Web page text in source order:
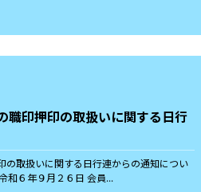
職印押印の取扱いに関する日行
の取扱いに関する日行連からの通知につい
和６年９月２６日 会員...